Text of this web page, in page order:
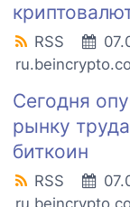
RSS
Сегодня
рынку
биткоин
RSS